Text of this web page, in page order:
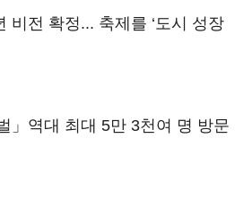
비전 확정... 축제를 ‘도시 성장
」역대 최대 5만 3천여 명 방문